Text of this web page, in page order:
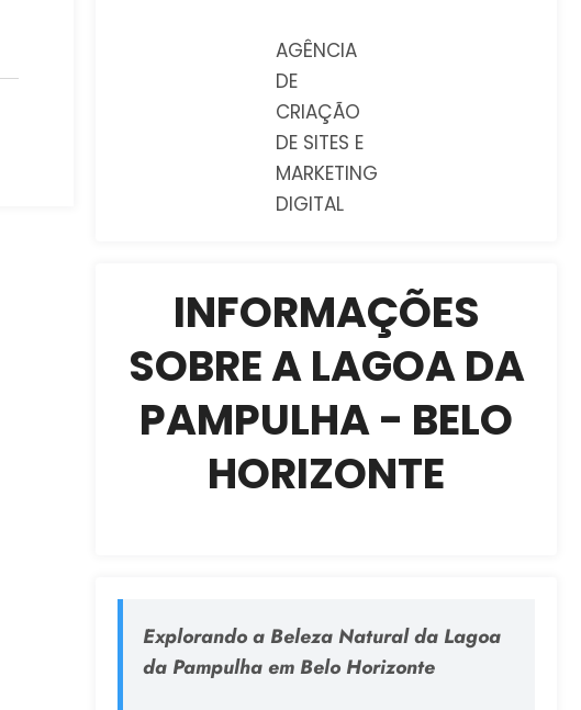
AGÊNCIA
DE
CRIAÇÃO
DE SITES E
MARKETING
DIGITAL
INFORMAÇÕES
SOBRE A LAGOA DA
PAMPULHA - BELO
HORIZONTE
Explorando a Beleza Natural da Lagoa
da Pampulha em Belo Horizonte